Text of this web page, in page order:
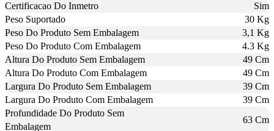
Certificacao Do Inmetro
Sim
Peso Suportado
30 Kg
Peso Do Produto Sem Embalagem
3,1 Kg
Peso Do Produto Com Embalagem
4.3 Kg
Altura Do Produto Sem Embalagem
49 Cm
Altura Do Produto Com Embalagem
49 Cm
Largura Do Produto Sem Embalagem
39 Cm
Largura Do Produto Com Embalagem
39 Cm
Profundidade Do Produto Sem
Embalagem
63 Cm